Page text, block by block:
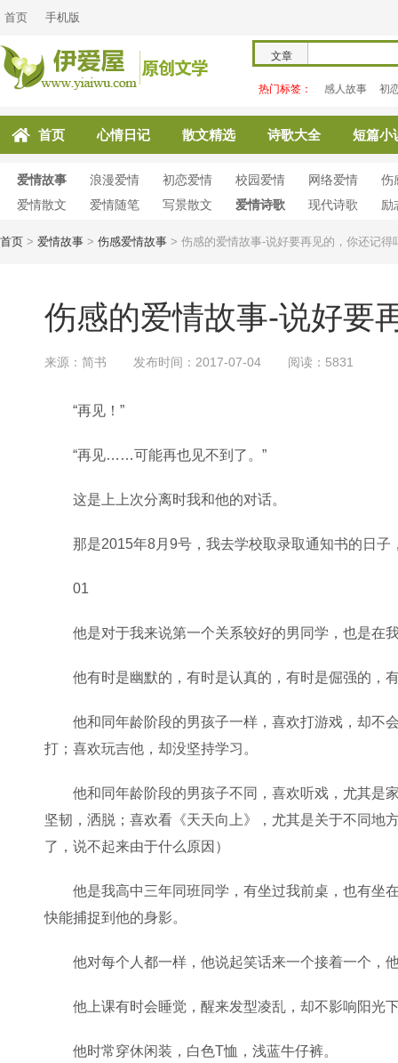
首页 手机版
文章
热门标签： 感人故事 初
首页 心情日记 散文精选 诗歌大全 短篇小
爱情故事 浪漫爱情 初恋爱情 校园爱情 网络爱情
伤
爱情散文
爱情随笔 写景散文 爱情诗歌 现代诗歌 励
首页 > 爱情故事 > 伤感爱情故事 > 伤感的爱情故事-说好要再见的，你还记得
伤感的爱情故事-说好要
来源：简书 发布时间：2017-07-04 阅读：5831
“再见！”
“再见……可能再也见不到了。”
这是上上次分离时我和他的对话。
那是2015年8月9号，我去学校取录取通知书的日子
01
他是对于我来说第一个关系较好的男同学，也是在
他有时是幽默的，有时是认真的，有时是倔强的，
他和同年龄阶段的男孩子一样，喜欢打游戏，却不
打；喜欢玩吉他，却没坚持学习。
他和同年龄阶段的男孩子不同，喜欢听戏，尤其是
坚韧，洒脱；喜欢看《天天向上》，尤其是关于不同地
了，说不起来由于什么原因）
他是我高中三年同班同学，有坐过我前桌，也有坐
快能捕捉到他的身影。
他对每个人都一样，他说起笑话来一个接着一个，
他上课有时会睡觉，醒来发型凌乱，却不影响阳光
他时常穿休闲装，白色T恤，浅蓝牛仔裤。